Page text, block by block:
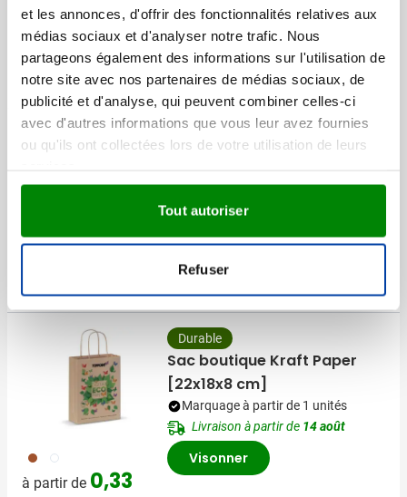
et les annonces, d'offrir des fonctionnalités relatives aux
médias sociaux et d'analyser notre trafic. Nous
partageons également des informations sur l'utilisation de
notre site avec nos partenaires de médias sociaux, de
publicité et d'analyse, qui peuvent combiner celles-ci
avec d'autres informations que vous leur avez fournies
ou qu'ils ont collectées lors de votre utilisation de leurs
Tout autoriser
Refuser
à partir de 2,32
011
Durable
Sac boutique Kraft Paper
[31x22x10 cm]
Marquage à partir de 1 unités
011 002
à partir de 0,33
Durable
Sac boutique Kraft Paper
[22x18x8 cm]
Marquage à partir de 1 unités
Livraison à partir de 14 août
Visonner